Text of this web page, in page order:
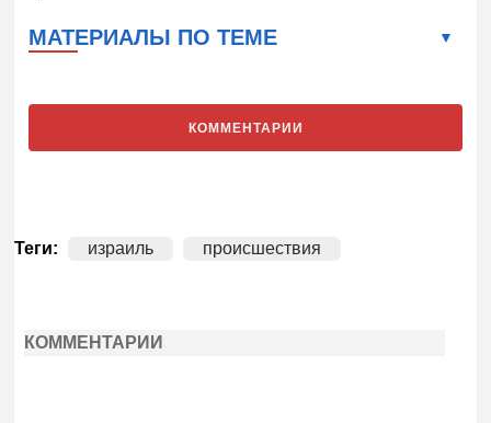
МАТЕРИАЛЫ ПО ТЕМЕ
КОММЕНТАРИИ
Теги: израиль происшествия
КОММЕНТАРИИ